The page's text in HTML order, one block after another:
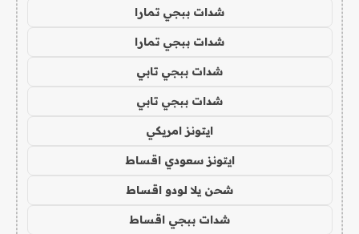
شدات ببجي تمارا
شدات ببجي تمارا
شدات ببجي تابي
شدات ببجي تابي
ايتونز امريكي
ايتونز سعودي اقساط
شحن يلا لودو اقساط
شدات ببجي اقساط